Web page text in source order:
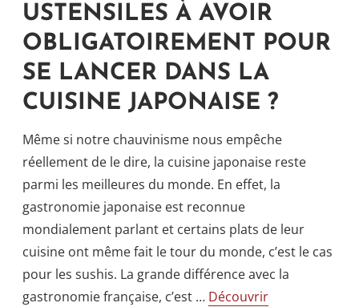
USTENSILES À AVOIR
OBLIGATOIREMENT POUR
SE LANCER DANS LA
CUISINE JAPONAISE ?
Même si notre chauvinisme nous empêche
réellement de le dire, la cuisine japonaise reste
parmi les meilleures du monde. En effet, la
gastronomie japonaise est reconnue
mondialement parlant et certains plats de leur
cuisine ont même fait le tour du monde, c’est le cas
pour les sushis. La grande différence avec la
gastronomie française, c’est … Découvrir